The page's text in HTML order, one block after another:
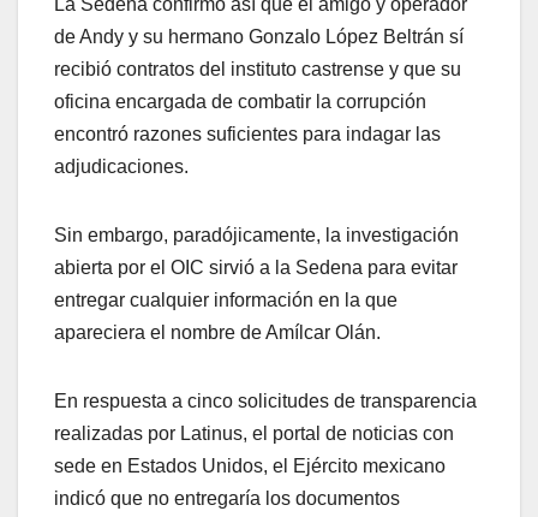
La Sedena confirmó así que el amigo y operador
de Andy y su hermano Gonzalo López Beltrán sí
recibió contratos del instituto castrense y que su
oficina encargada de combatir la corrupción
encontró razones suficientes para indagar las
adjudicaciones.
Sin embargo, paradójicamente, la investigación
abierta por el OIC sirvió a la Sedena para evitar
entregar cualquier información en la que
apareciera el nombre de Amílcar Olán.
En respuesta a cinco solicitudes de transparencia
realizadas por Latinus, el portal de noticias con
sede en Estados Unidos, el Ejército mexicano
indicó que no entregaría los documentos